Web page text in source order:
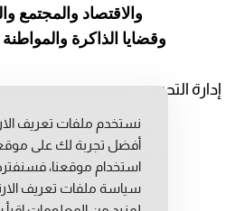
والاقتصاد والمجتمع
وقضايا الذاكرة والمواطنة
إدارة التحرير
رئيس التحرير: عبد
رئيس التحرير
مديرة التحرير:
نستخدم ملفات تعريف
أفضل تجربة لك على
استخدام موقعنا،
سياسة ملفات تعريف